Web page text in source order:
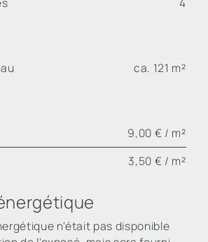
ca. 121 m²
9,00 € / m²
3,50 € / m²
n'était pas disponible